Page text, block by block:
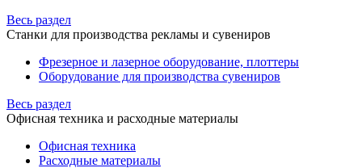
Весь раздел
Станки для производства рекламы и сувениров
Фрезерное и лазерное оборудование, плоттеры
Оборудование для производства сувениров
Весь раздел
Офисная техника и расходные материалы
Офисная техника
Расходные материалы